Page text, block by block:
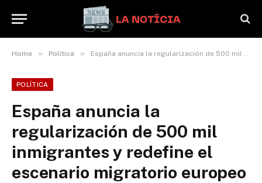
Home » Política » España anuncia la regularización de 500 mil inmigrantes y redefine el escenario migratorio europeo
POLÍTICA
España anuncia la
regularización de 500 mil
inmigrantes y redefine el
escenario migratorio europeo